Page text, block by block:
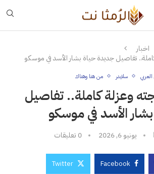
اخبار
تفاصيل جديدة حياة بشار الأسد في موسكو
سلايدر من هنا وهناك
وعزلة كاملة.. تفاصيل
الأسد في موسكو
يونيو 6, 2026 0 تعليقات
Facebook
Twitter